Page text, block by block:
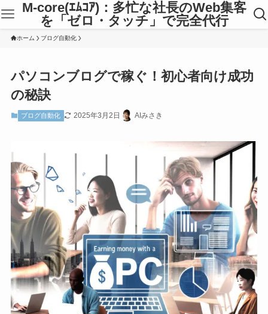
M-core(ｴﾑｺｱ)：多忙な社長のWeb集客
を「ゼロ・タッチ」で完全代行
ホーム ブログ自動化
パソコンブログで稼ぐ！初心者向け成功
の秘訣
ブログ自動化 2025年3月2日 AIみさき